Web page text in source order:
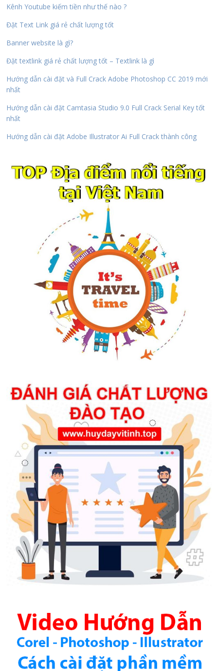
Kênh Youtube kiếm tiền như thế nào ?
Đặt Text Link giá rẻ chất lượng tốt
Banner website là gì?
Đặt textlink giá rẻ chất lượng tốt – Textlink là gì
Hướng dẫn cài đặt và Full Crack Adobe Photoshop CC 2019 mới
nhất
Hướng dẫn cài đặt Camtasia Studio 9.0 Full Crack Serial Key tốt
nhất
Hướng dẫn cài đặt Adobe Illustrator Ai Full Crack thành công